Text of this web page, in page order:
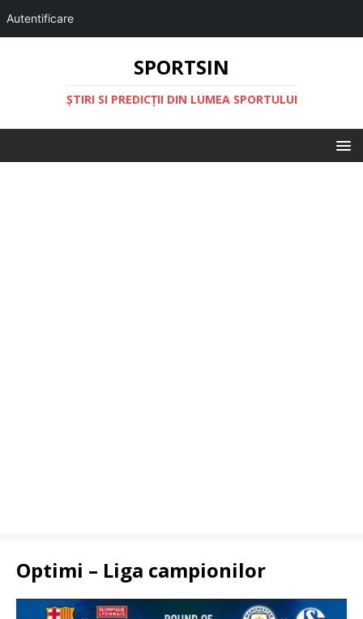
Autentificare
SPORTSIN
ŞTIRI SI PREDICŢII DIN LUMEA SPORTULUI
Optimi – Liga campionilor